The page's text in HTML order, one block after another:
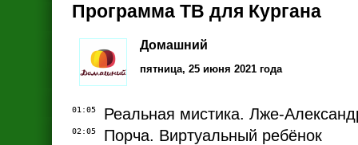
Программа ТВ для Кургана
Домашний
пятница, 25 июня 2021 года
01:05 Реальная мистика. Лже-
02:05 Порча. Виртуальный ребёнок